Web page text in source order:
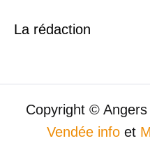
La rédaction
Copyright ©
Vendée info et